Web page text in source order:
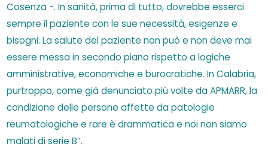
Cosenza -. In sanità, prima di tutto, dovrebbe esserci
sempre il paziente con le sue necessità, esigenze e
bisogni. La salute del paziente non può e non deve mai
essere messa in secondo piano rispetto a logiche
amministrative, economiche e burocratiche. In Calabria,
purtroppo, come già denunciato più volte da APMARR, la
condizione delle persone affette da patologie
reumatologiche e rare è drammatica e noi non siamo
malati di serie B”.